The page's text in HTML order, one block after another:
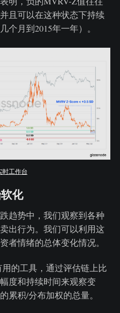
且可以在这种状态下持续
个月到2015年一年）。
时工作台
化
趋势中，我们观察到各种
出行为。我们可以利用这
者情绪的总体变化情况。
的工具，通过评估链上比
度和持续时间来观察变
累积/分布加权的总量。